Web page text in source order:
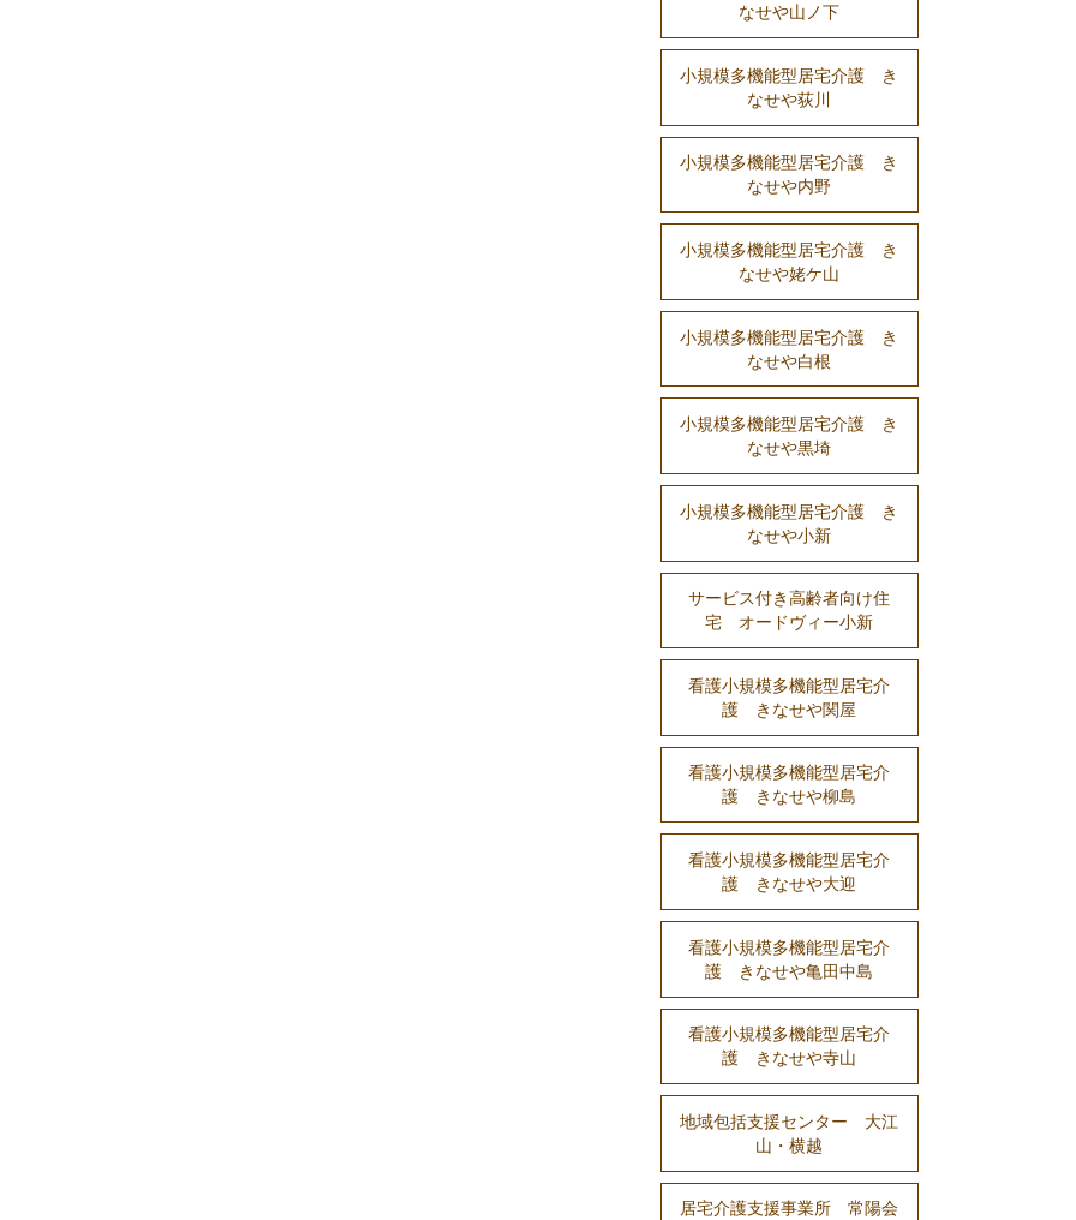
なせや山ノ下
小規模多機能型居宅介護 き
なせや荻川
小規模多機能型居宅介護 き
なせや内野
小規模多機能型居宅介護 き
なせや姥ケ山
小規模多機能型居宅介護 き
なせや白根
小規模多機能型居宅介護 き
なせや黒埼
小規模多機能型居宅介護 き
なせや小新
サービス付き高齢者向け住
宅 オードヴィー小新
看護小規模多機能型居宅介
護 きなせや関屋
看護小規模多機能型居宅介
護 きなせや柳島
看護小規模多機能型居宅介
護 きなせや大迎
看護小規模多機能型居宅介
護 きなせや亀田中島
看護小規模多機能型居宅介
護 きなせや寺山
地域包括支援センター 大江
山・横越
居宅介護支援事業所 常陽会